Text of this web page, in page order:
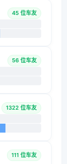
45 位车友
56 位车友
1322 位车友
111 位车友